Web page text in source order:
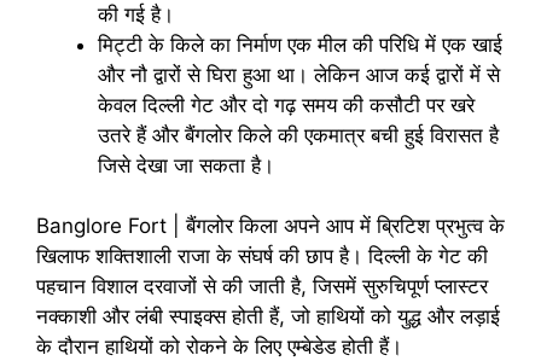
की गई है।
मिट्टी के किले का निर्माण एक मील की परिधि में एक खाई
और नौ द्वारों से घिरा हुआ था। लेकिन आज कई द्वारों में से
केवल दिल्ली गेट और दो गढ़ समय की कसौटी पर खरे
उतरे हैं और बैंगलोर किले की एकमात्र बची हुई विरासत है
जिसे देखा जा सकता है।
Banglore Fort | बैंगलोर किला अपने आप में ब्रिटिश प्रभुत्व के
खिलाफ शक्तिशाली राजा के संघर्ष की छाप है। दिल्ली के गेट की
पहचान विशाल दरवाजों से की जाती है, जिसमें सुरुचिपूर्ण प्लास्टर
नक्काशी और लंबी स्पाइक्स होती हैं, जो हाथियों को युद्ध और लड़ाई
के दौरान हाथियों को रोकने के लिए एम्बेडेड होती हैं।